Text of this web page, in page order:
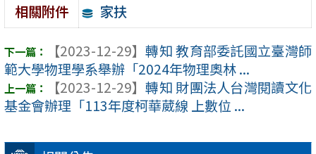
相關附件
家扶
【2023-12-29】 轉知 教育部委託國立臺灣師
範大學物理學系舉辦「2024年物理奧林 ...
【2023-12-29】 轉知 財團法人台灣閱讀文化
基金會辦理「113年度柯華葳線 上數位 ...